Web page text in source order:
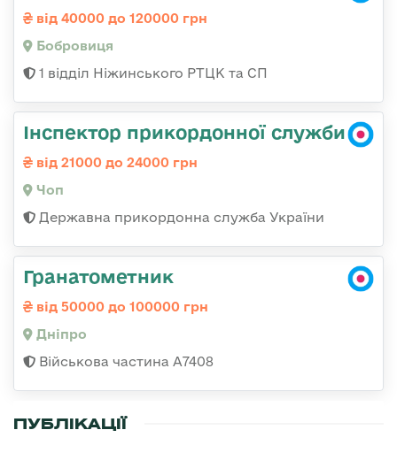
від 40000 до 120000 грн
Бобровиця
1 відділ Ніжинського РТЦК та СП
Інспектор прикордонної служби
від 21000 до 24000 грн
Чоп
Державна прикордонна служба України
Гранатометник
від 50000 до 100000 грн
Дніпро
Військова частина А7408
ПУБЛІКАЦІЇ